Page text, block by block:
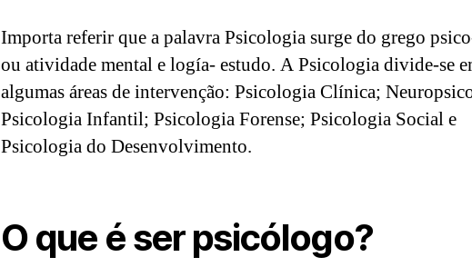
Importa referir que a palavra Psicologia surge do grego
ou atividade mental e logía- estudo. A Psicologia divide-se
algumas áreas de intervenção: Psicologia Clínica;
Psicologia Infantil; Psicologia Forense; Psicologia Social e
Psicologia do Desenvolvimento.
O que é ser psicólogo?